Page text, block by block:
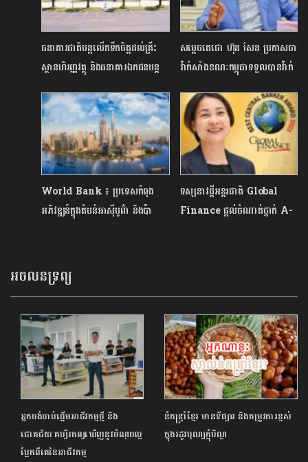
ធនាគារជាតិបន្តលើកទឹកចិត្តដល់គ្រឹះ
ស្ថានហិរញ្ញវត្ថុ និងធនាគារឯកជនបន្ត
មានវិបត្តិ
សម្ដេចតេជោ ហ៊ុន សែន ប្រកាសចាក់
វ៉ាក់សាំងខណៈកម្ពុជាទទួលបានវ៉ាក់
សុខភាពពិភពលោក
World Bank ៖ ប្រទេសកំពុង
អភិវឌ្ឍន៍ក្នុងតំបន់​អាស៊ីបូព៌ា និងប៉ា
ទស្សនាវដ្តីអន្តរជាតិ Global
Finance ផ្តល់ចំណាត់ថ្នាក់ A-
អចលនទ្រព្យ
អ្នកចង់ចាប់ផ្ដើមអាជីវកម្មថ្មី និង
ជោគជ័យ គប្បីរកឲ្យឃើញនូវចំណុចល្អ
ប្លែកពីគេនៃអាជីវកម្ម
នំកន្រ្ទាំខ្មែរ មានទីផ្សារ និងតម្រូវការខ្ពស់
ក្នុងរដូវបុណ្យភ្ជុំបិណ្ឌ